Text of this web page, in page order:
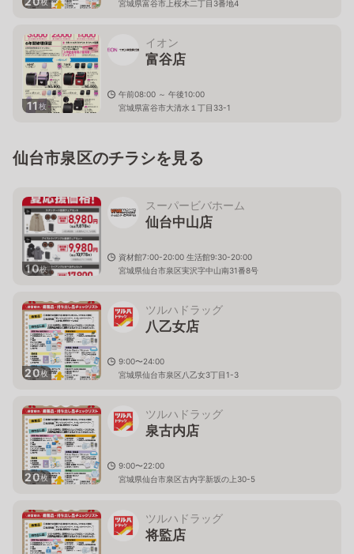
宮城県富谷市上桜木二丁目3番地4
11枚
イオン
富谷店
午前08:00 ～ 午後10:00
宮城県富谷市大清水１丁目33-1
仙台市泉区のチラシを見る
10枚
スーパービバホーム
仙台中山店
資材館7:00-20:00 生活館9:30-20:00
宮城県仙台市泉区実沢字中山南31番8号
20枚
ツルハドラッグ
八乙女店
9:00〜24:00
宮城県仙台市泉区八乙女3丁目1-3
20枚
ツルハドラッグ
泉古内店
9:00〜22:00
宮城県仙台市泉区古内字新坂の上30-5
ツルハドラッグ
将監店